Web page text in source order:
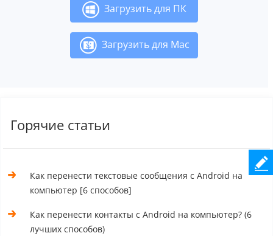
Загрузить для ПК
Загрузить для Mac
Горячие статьи
Как перенести текстовые сообщения с Android на
компьютер [6 способов]
Как перенести контакты с Android на компьютер? (6
лучших способов)